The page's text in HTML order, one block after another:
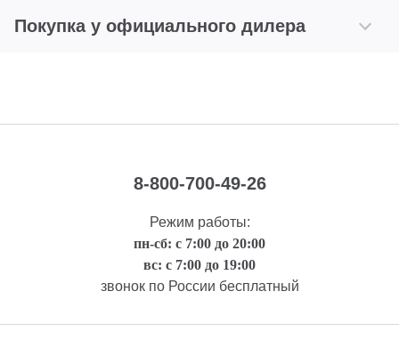
Покупка у официального дилера
8-800-700-49-26
Режим работы:
пн-сб: с 7:00 до 20:00
вс: с 7:00 до 19:00
звонок по России бесплатный